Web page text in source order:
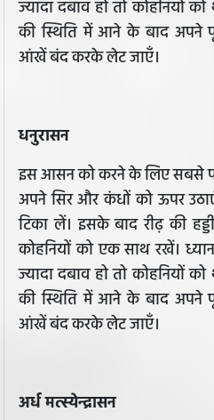
ज्यादा दबाव हो तो कोहनियों
की स्थिति में आने के बाद अपने
आंखें बंद करके लेट जाएँ।
धनुरासन
इस आसन को करने के लिए सबसे
अपने सिर और कंधों को ऊपर
टिका लें। इसके बाद रीढ़ की
कोहनियों को एक साथ रखें।
ज्यादा दबाव हो तो कोहनियों
की स्थिति में आने के बाद अपने
आंखें बंद करके लेट जाएँ।
अर्ध मत्स्येन्द्रासन